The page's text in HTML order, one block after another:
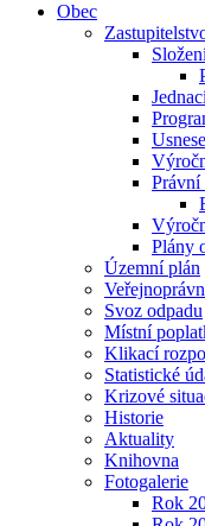
Obec
Právní
Plány
Územní plán
Svoz odpadu
Místní
Klikací
Statistické
Krizové
Historie
Aktuality
Knihovna
Fotogalerie
Rok